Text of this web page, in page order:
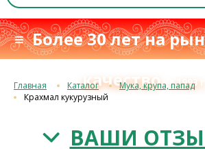
≡ Более 30 лет на
качество с 1993 г.
Главная Каталог
Мука, крупа, папад
Крахмал кукурузный
ВАШИ